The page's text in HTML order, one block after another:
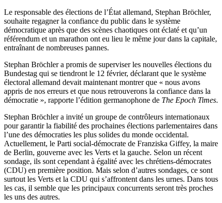
Le responsable des élections de l’État allemand, Stephan Bröchler,
souhaite regagner la confiance du public dans le système
démocratique après que des scènes chaotiques ont éclaté et qu’un
référendum et un marathon ont eu lieu le même jour dans la capitale,
entraînant de nombreuses pannes.
Stephan Bröchler a promis de superviser les nouvelles élections du
Bundestag qui se tiendront le 12 février, déclarant que le système
électoral allemand devait maintenant montrer que « nous avons
appris de nos erreurs et que nous retrouverons la confiance dans la
démocratie », rapporte l’édition germanophone de The Epoch Times.
Stephan Bröchler a invité un groupe de contrôleurs internationaux
pour garantir la fiabilité des prochaines élections parlementaires dans
l’une des démocraties les plus solides du monde occidental.
Actuellement, le Parti social-démocrate de Franziska Giffey, la maire
de Berlin, gouverne avec les Verts et la gauche. Selon un récent
sondage, ils sont cependant à égalité avec les chrétiens-démocrates
(CDU) en première position. Mais selon d’autres sondages, ce sont
surtout les Verts et la CDU qui s’affrontent dans les urnes. Dans tous
les cas, il semble que les principaux concurrents seront très proches
les uns des autres.